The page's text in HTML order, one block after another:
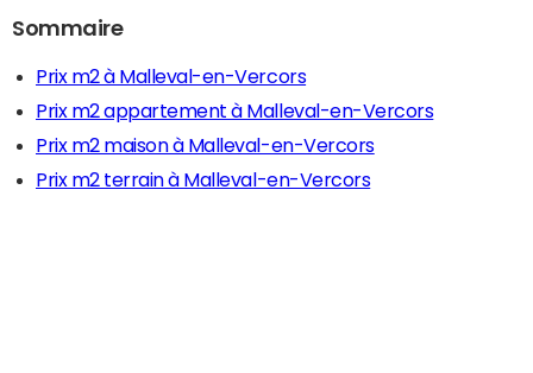
Sommaire
Prix m2 à Malleval-en-Vercors
Prix m2 appartement à Malleval-en-Vercors
Prix m2 maison à Malleval-en-Vercors
Prix m2 terrain à Malleval-en-Vercors